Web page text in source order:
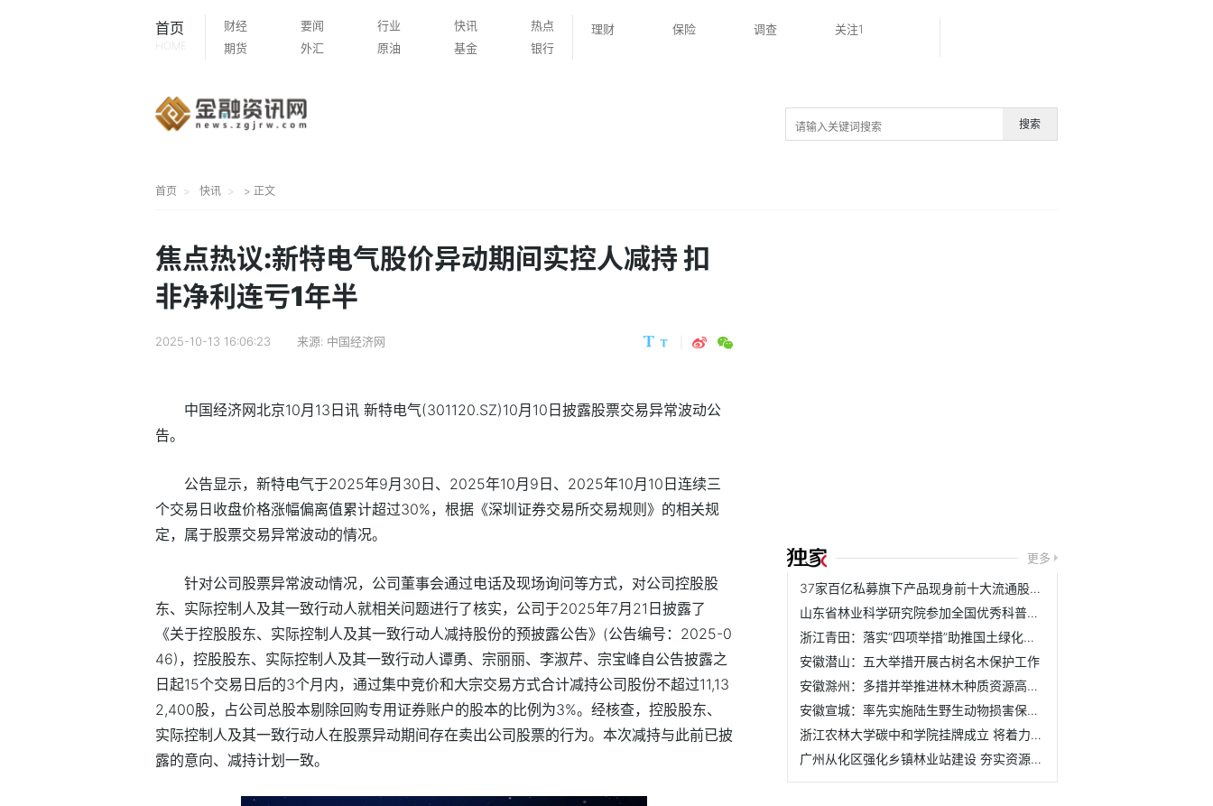
首页
HOME
财经 要闻 行业 快讯
热点
期货
外汇 原油 基金 银行
理财 保险 调查 关注1
搜索
首页 快讯 > 正文
焦点热议:新特电气股价异动期间实控人减持 扣
非净利连亏1年半
2025-10-13 16:06:23 来源: 中国经济网
中国经济网北京10月13日讯 新特电气(301120.SZ)10月10日披露股票交易异常波动公
告。
公告显示，新特电气于2025年9月30日、2025年10月9日、2025年10月10日连续三
个交易日收盘价格涨幅偏离值累计超过30%，根据《深圳证券交易所交易规则》的相关规
定，属于股票交易异常波动的情况。
针对公司股票异常波动情况，公司董事会通过电话及现场询问等方式，对公司控股股
东、实际控制人及其一致行动人就相关问题进行了核实，公司于2025年7月21日披露了
《关于控股股东、实际控制人及其一致行动人减持股份的预披露公告》(公告编号：2025-0
46)，控股股东、实际控制人及其一致行动人谭勇、宗丽丽、李淑芹、宗宝峰自公告披露之
日起15个交易日后的3个月内，通过集中竞价和大宗交易方式合计减持公司股份不超过11,13
2,400股，占公司总股本剔除回购专用证券账户的股本的比例为3%。经核查，控股股东、
实际控制人及其一致行动人在股票异动期间存在卖出公司股票的行为。本次减持与此前已披
露的意向、减持计划一致。
更多
37家百亿私募旗下产品现身前十大流通股名单
山东省林业科学研究院参加全国优秀科普作品评选活动
浙江青田：落实“四项举措”助推国土绿化取得新成效
安徽潜山：五大举措开展古树名木保护工作
安徽滁州：多措并举推进林木种质资源高质量发展
安徽宣城：率先实施陆生野生动物损害保险理赔机制
浙江农林大学碳中和学院挂牌成立 将着力培养具有碳中和与农...
广州从化区强化乡镇林业站建设 夯实资源管护基层基础